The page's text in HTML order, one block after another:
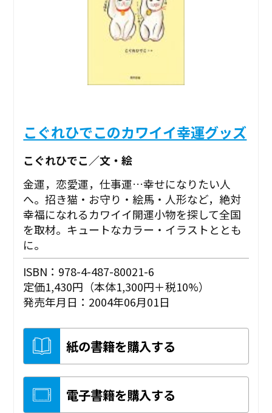
こぐれひでこのカワイイ幸運グッズ
こぐれひでこ／文・絵
金運，恋愛運，仕事運…幸せになりたい人
へ。招き猫・お守り・絵馬・人形など，絶対
幸福になれるカワイイ開運小物を探して全国
を取材。キュートなカラー・イラストととも
に。
ISBN：978-4-487-80021-6
定価1,430円（本体1,300円＋税10%）
発売年月日：2004年06月01日
紙の書籍を購入する
電子書籍を購入する